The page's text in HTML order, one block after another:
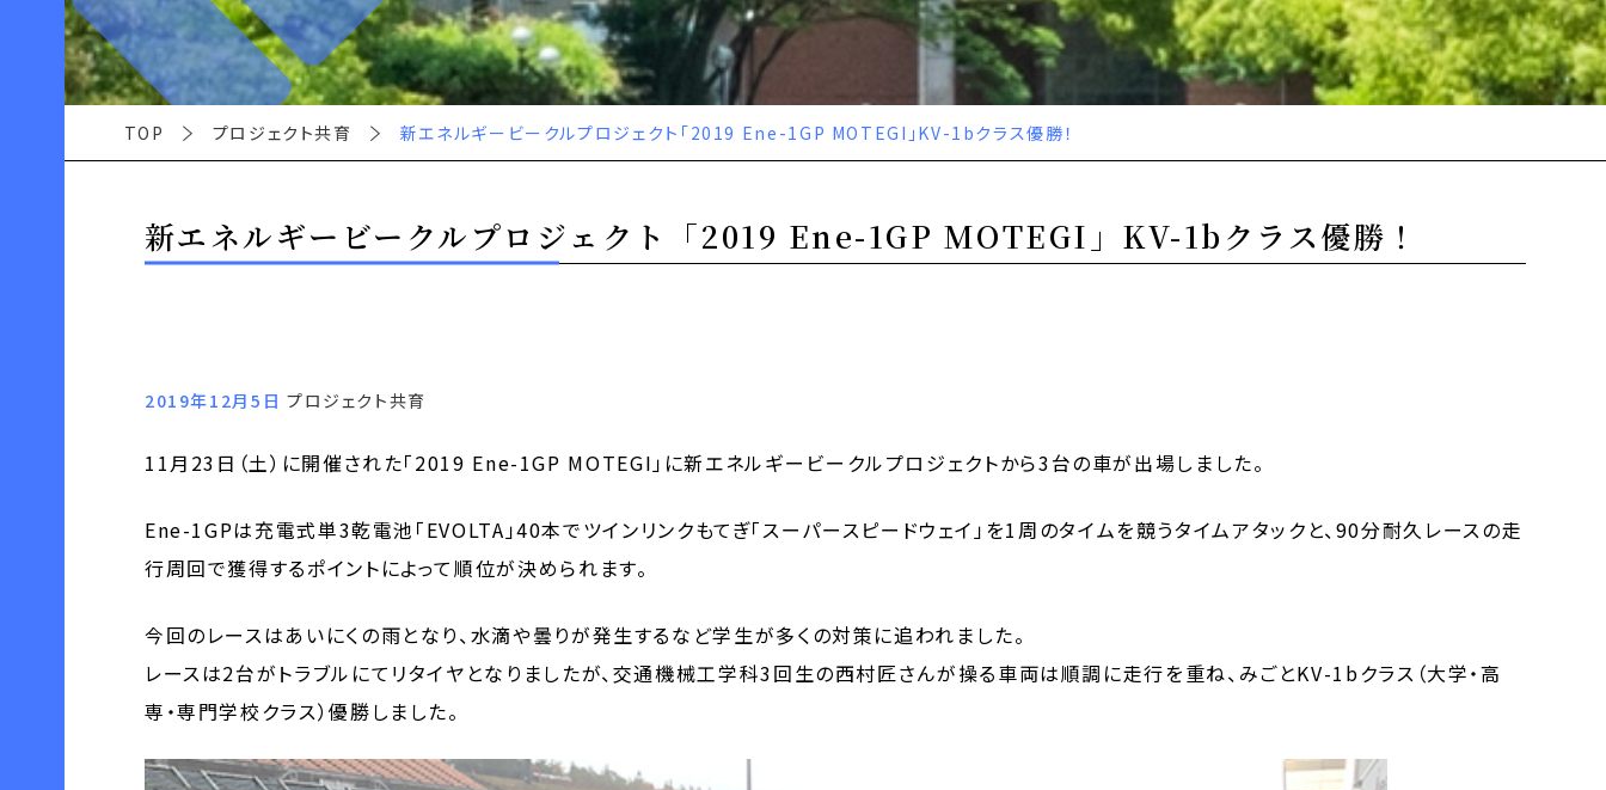
TOP プロジェクト共育 新エネルギービークルプロジェクト「2019 Ene-1GP MOTEGI」KV-1bクラス優勝！
新エネルギービークルプロジェクト「2019 Ene-1GP MOTEGI」KV-1bクラス優勝！
2019年12月5日 プロジェクト共育
11月23日（土）に開催された「2019 Ene-1GP MOTEGI」に新エネルギービークルプロジェクトから3台の車が出場しました。
Ene-1GPは充電式単3乾電池「EVOLTA」40本でツインリンクもてぎ「スーパースピードウェイ」を1周のタイムを競うタイムアタックと、90分耐久レースの走
行周回で獲得するポイントによって順位が決められます。
今回のレースはあいにくの雨となり、水滴や曇りが発生するなど学生が多くの対策に追われました。
レースは2台がトラブルにてリタイヤとなりましたが、交通機械工学科3回生の西村匠さんが操る車両は順調に走行を重ね、みごとKV-1bクラス（大学・高
専・専門学校クラス）優勝しました。